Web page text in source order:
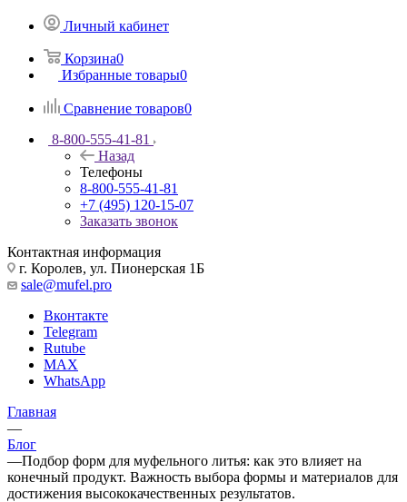
Личный кабинет
Корзина0
Избранные товары0
Сравнение товаров0
8-800-555-41-81
Назад
Телефоны
8-800-555-41-81
+7 (495) 120-15-07
Заказать звонок
Контактная информация
г. Королев, ул. Пионерская 1Б
sale@mufel.pro
Вконтакте
Telegram
Rutube
MAX
WhatsApp
Главная
—
Блог
—Подбор форм для муфельного литья: как это влияет на
конечный продукт. Важность выбора формы и материалов для
достижения высококачественных результатов.